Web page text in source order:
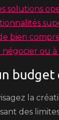
solutions
bien
négocier ou
budget
la
des